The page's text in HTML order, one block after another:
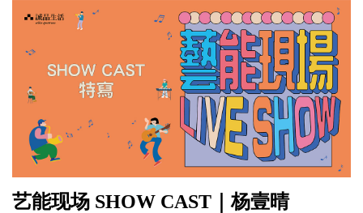
艺能现场 SHOW CAST｜杨壹晴